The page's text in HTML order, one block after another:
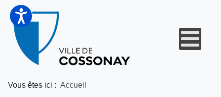
Vous êtes ici : Accueil